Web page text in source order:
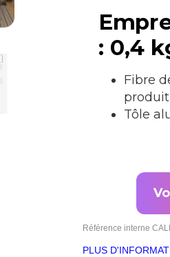
: 0,4
Fibre
Tôle
Référence interne
PLUS